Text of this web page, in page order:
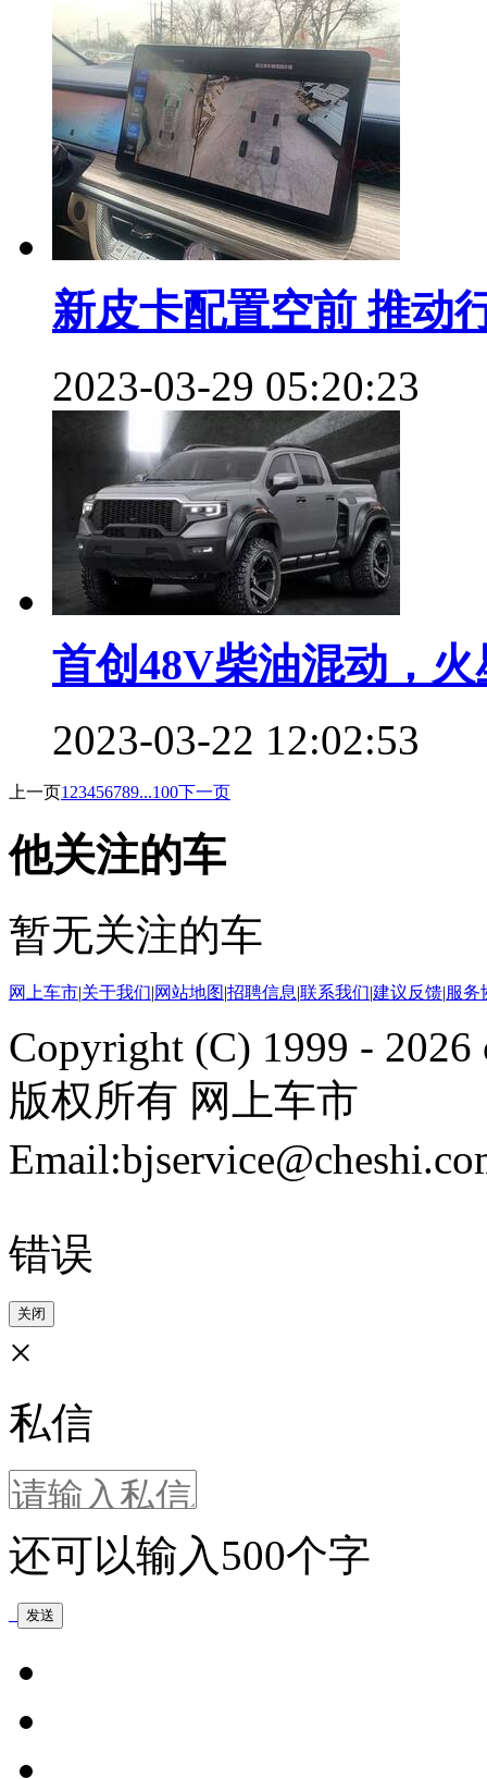
新皮卡配置空前 推动
2023-03-29 05:20:23
首创48V柴油混动，
2023-03-22 12:02:53
上一页1 23456789...100下一页
他关注的车
暂无关注的车
网上车市|关于我们|网站地图|招聘信息|联系我们|建议反馈|服务
Copyright (C) 1999 - 2026
版权所有 网上车市
错误
关闭
×
私信
还可以输入 500个字